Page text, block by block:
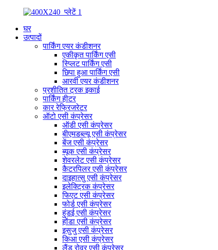
घर
उत्पादों
पार्किंग एयर कंडीशनर
एकीकृत पार्किंग एसी
स्प्लिट पार्किंग एसी
छिपा हुआ पार्किंग एसी
आरवी एयर कंडीशनर
प्रशीतित ट्रक इकाई
पार्किंग हीटर
कार रेफ्रिजरेटर
ऑटो एसी कंप्रेसर
ऑडी एसी कंप्रेसर
बीएमडब्ल्यू एसी कंप्रेसर
बेंज एसी कंप्रेसर
ब्यूक एसी कंप्रेसर
शेवरलेट एसी कंप्रेसर
कैटरपिलर एसी कंप्रेसर
दाइहात्सु एसी कंप्रेसर
इलेक्ट्रिक कंप्रेसर
फिएट एसी कंप्रेसर
फोर्ड एसी कंप्रेसर
हुंडई एसी कंप्रेसर
होंडा एसी कंप्रेसर
इसुजु एसी कंप्रेसर
किआ एसी कंप्रेसर
लैंड रोवर एसी कंप्रेसर